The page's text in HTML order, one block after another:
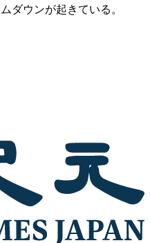
ダウンが起きている。